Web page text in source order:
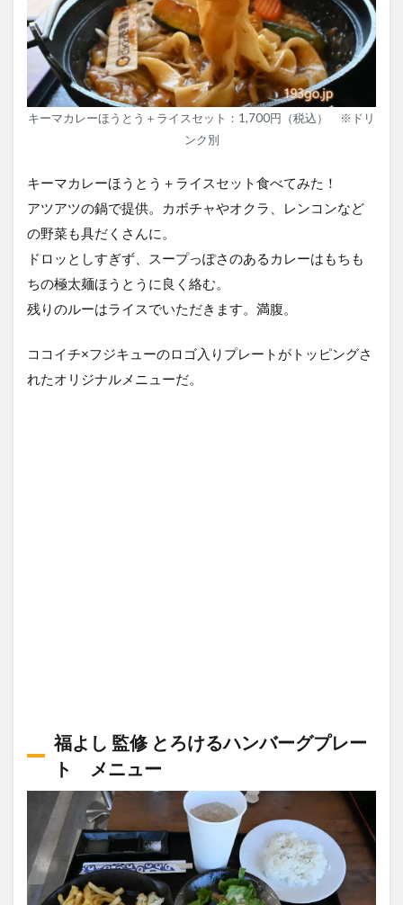
キーマカレーほうとう＋ライスセット：1,700円（税込） ※ドリ
ンク別
キーマカレーほうとう＋ライスセット食べてみた！
アツアツの鍋で提供。カボチャやオクラ、レンコンなど
の野菜も具だくさんに。
ドロッとしすぎず、スープっぽさのあるカレーはもちも
ちの極太麺ほうとうに良く絡む。
残りのルーはライスでいただきます。満腹。
ココイチ×フジキューのロゴ入りプレートがトッピングさ
れたオリジナルメニューだ。
福よし 監修 とろけるハンバーグプレー
ト メニュー